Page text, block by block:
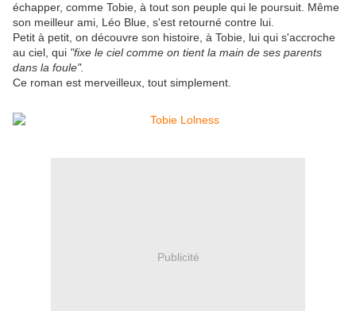
échapper, comme Tobie, à tout son peuple qui le poursuit. Même
son meilleur ami, Léo Blue, s'est retourné contre lui.
Petit à petit, on découvre son histoire, à Tobie, lui qui s'accroche
au ciel, qui "fixe le ciel comme on tient la main de ses parents
dans la foule".
Ce roman est merveilleux, tout simplement.
Publicité